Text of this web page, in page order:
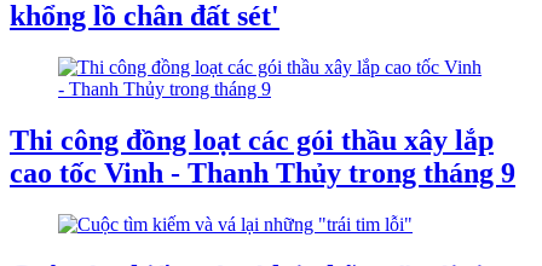
khổng lồ chân đất sét'
Thi công đồng loạt các gói thầu xây lắp
cao tốc Vinh - Thanh Thủy trong tháng 9